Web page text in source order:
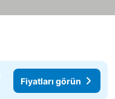
Fiyatları görün